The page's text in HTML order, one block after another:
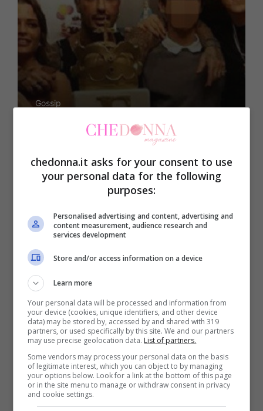
Gossip
Fabrizio Corona compie
gli anni: le FOTO della
festa
Articoli recenti
Bellezza
Ritmi frenetici e pelle:
come proteggere il viso
ogni giorno
Bellezza
Creme viso idratanti per
prevenire la secchezza
della pelle
Capelli
chedonna.it asks for your consent to use
your personal data for the following
purposes:
Personalised advertising and content, advertising and
content measurement, audience research and
services development
Store and/or access information on a device
Learn more
Your personal data will be processed and information from
your device (cookies, unique identifiers, and other device
data) may be stored by, accessed by and shared with 319
partners, or used specifically by this site. We and our partners
may use precise geolocation data. List of partners.
Some vendors may process your personal data on the basis
of legitimate interest, which you can object to by managing
your options below. Look for a link at the bottom of this page
or in the site menu to manage or withdraw consent in privacy
and cookie settings.